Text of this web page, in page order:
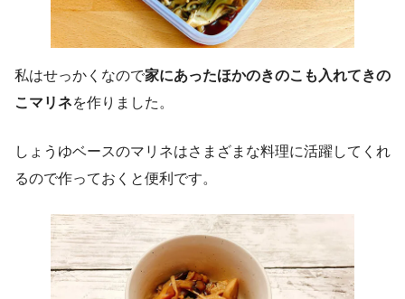
私はせっかくなので家にあったほかのきのこも入れてきの
こマリネを作りました。
しょうゆベースのマリネはさまざまな料理に活躍してくれ
るので作っておくと便利です。